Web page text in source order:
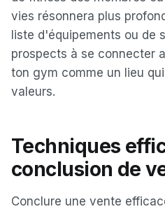
vies résonnera plus
liste d'équipements ou de
prospects à se connecter
ton gym comme un lieu
valeurs.
Techniques
conclusion de
Conclure une vente